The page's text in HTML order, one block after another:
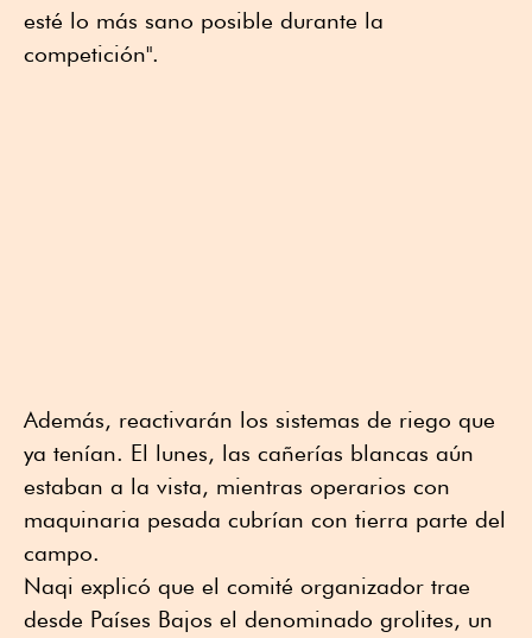
esté lo más sano posible durante la
competición".
Además, reactivarán los sistemas de riego que
ya tenían. El lunes, las cañerías blancas aún
estaban a la vista, mientras operarios con
maquinaria pesada cubrían con tierra parte del
campo.
Naqi explicó que el comité organizador trae
desde Países Bajos el denominado grolites, un